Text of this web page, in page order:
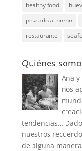
healthy food
pescado al horno
restaurante
Quiénes
Ana y
nos
tendencias…
nuestros
de alguna